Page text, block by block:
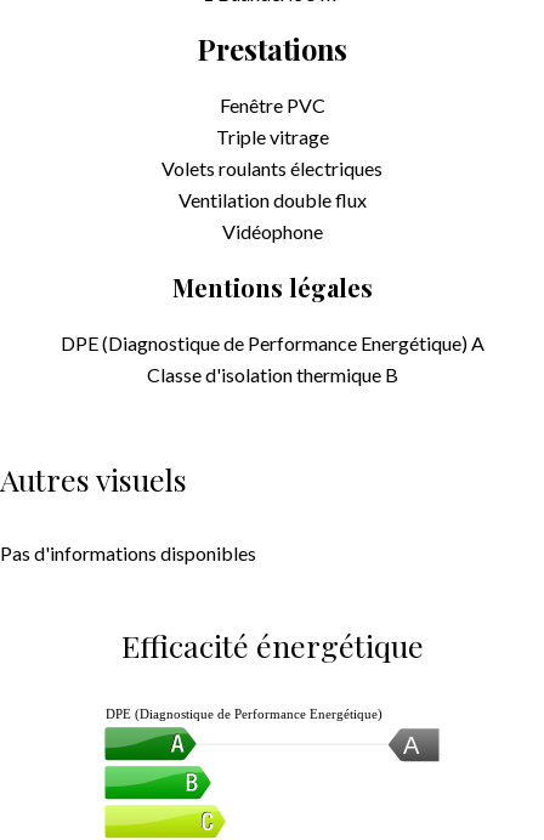
Prestations
Fenêtre PVC
Triple vitrage
Volets roulants électriques
Ventilation double flux
Vidéophone
Mentions légales
DPE (Diagnostique de Performance Energétique)A
Classe d'isolation thermique B
Autres visuels
Pas d'informations disponibles
Efficacité énergétique
A
DPE (Diagnostique de Performance Energétique)